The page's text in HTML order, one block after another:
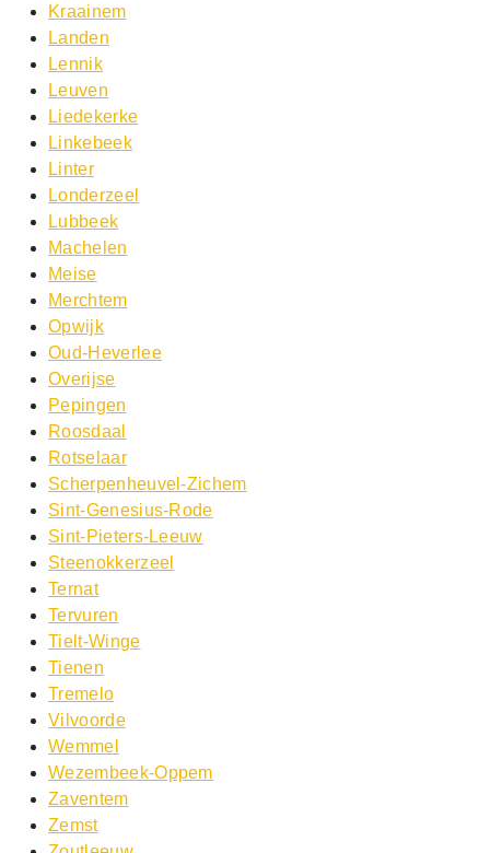
Kraainem
Landen
Lennik
Leuven
Liedekerke
Linkebeek
Linter
Londerzeel
Lubbeek
Machelen
Meise
Merchtem
Opwijk
Oud-Heverlee
Overijse
Pepingen
Roosdaal
Rotselaar
Scherpenheuvel-Zichem
Sint-Genesius-Rode
Sint-Pieters-Leeuw
Steenokkerzeel
Ternat
Tervuren
Tielt-Winge
Tienen
Tremelo
Vilvoorde
Wemmel
Wezembeek-Oppem
Zaventem
Zemst